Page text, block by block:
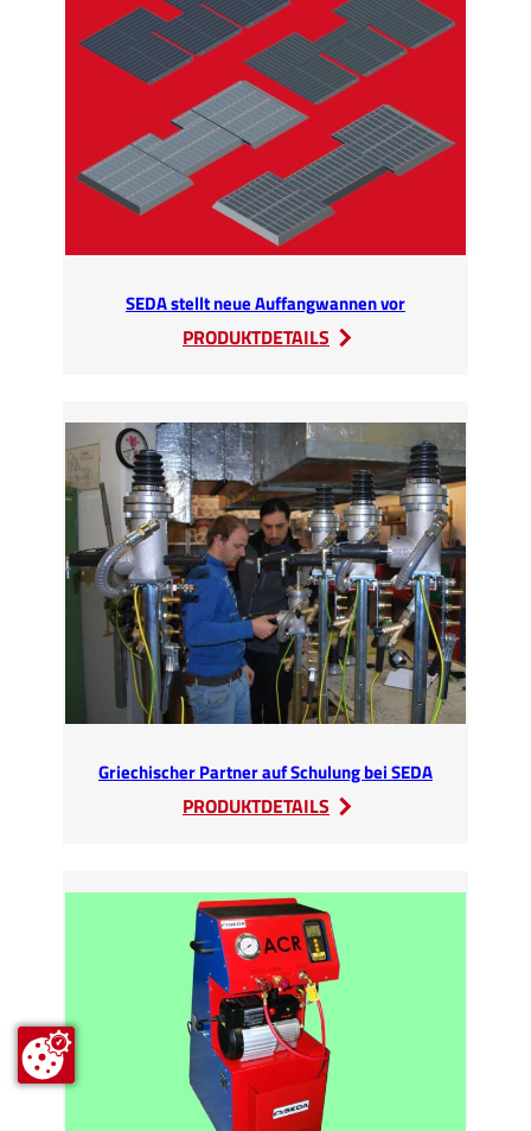
…
SEDA stellt neue Auffangwannen vor
PRODUKTDETAILS
:
neue
Auffangwannen
vor
Griechischer Partner auf Schulung bei SEDA
PRODUKTDETAILS
:
auf